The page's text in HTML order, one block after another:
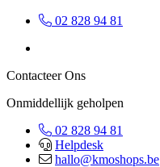
02 828 94 81
Contacteer Ons
Onmiddellijk geholpen
02 828 94 81
Helpdesk
hallo@kmoshops.be